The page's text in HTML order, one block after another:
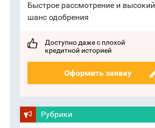
Быстрое рассмотрение и высокий
шанс одобрения
Доступно даже с плохой
кредитной историей
Оформить заявку
Рубрики